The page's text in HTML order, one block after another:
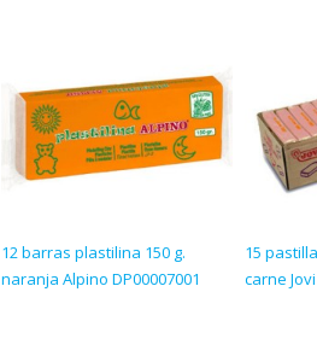
12 barras plastilina 150 g.
naranja Alpino DP00007001
15
carne